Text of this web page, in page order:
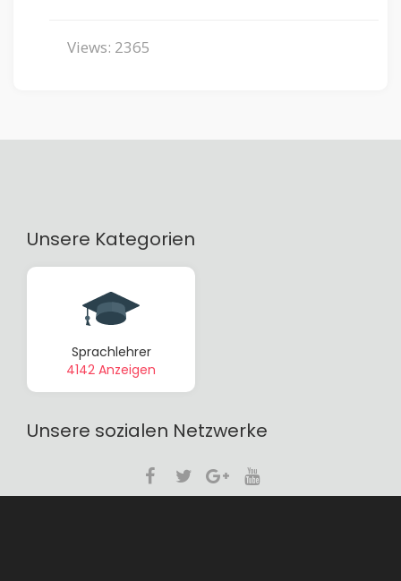
Views: 2365
Unsere Kategorien
Sprachlehrer
4142 Anzeigen
Unsere sozialen Netzwerke